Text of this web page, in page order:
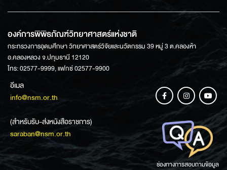
องค์การพิพิธภัณฑ์วิทยาศาสตร์แห่งชาติ
กระทรวงการอุดมศึกษา วิทยาศาสตร์วิจัยและนวัตกรรม 39 หมู่ 3 ต.คลองห้า
อ.คลองหลวง จ.ปทุมธานี 12120
โทร: 02577-9999, แฟกซ์ 02577-9900
อีเมล
info@nsm.or.th
(สำหรับรับ-ส่งหนังสือราชการ)
saraban@nsm.or.th
ช่องทางการสอบถามข้อมูล